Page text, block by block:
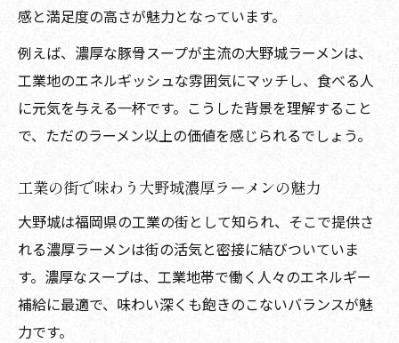
味
大野城工業地とラーメンが生む独自の味わ
い
濃厚スープが際立つ大野城工業地ラーメン
の魅力
徴
濃厚ラーメン好き必見の大野城エリアガイド
大野城ラーメン工業地のおすすめ濃厚店を
紹介
濃厚好きに人気の大野城ラーメン工業地エ
感と満足度の高さが魅力となっています。
例えば、濃厚な豚骨スープが主流の大野城ラーメンは、
工業地のエネルギッシュな雰囲気にマッチし、食べる人
に元気を与える一杯です。こうした背景を理解すること
で、ただのラーメン以上の価値を感じられるでしょう。
工業の街で味わう大野城濃厚ラーメンの魅力
大野城は福岡県の工業の街として知られ、そこで提供さ
れる濃厚ラーメンは街の活気と密接に結びついていま
す。濃厚なスープは、工業地帯で働く人々のエネルギー
補給に最適で、味わい深くも飽きのこないバランスが魅
力です。